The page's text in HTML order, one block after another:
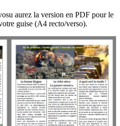
aurez la version en PDF pour le
guise (A4 recto/verso).